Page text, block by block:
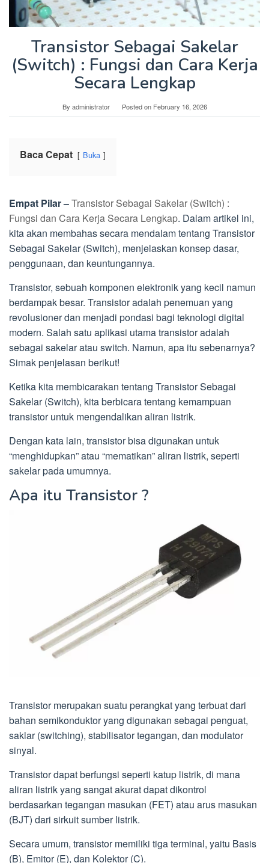
Transistor Sebagai Sakelar
(Switch) : Fungsi dan Cara Kerja
Secara Lengkap
By administrator Posted on February 16, 2026
Baca Cepat Buka
Empat Pilar –Transistor Sebagai Sakelar (Switch) :
Fungsi dan Cara Kerja Secara Lengkap. Dalam artikel ini,
kita akan membahas secara mendalam tentang Transistor
Sebagai Sakelar (Switch), menjelaskan konsep dasar,
penggunaan, dan keuntungannya.
Transistor, sebuah komponen elektronik yang kecil namun
berdampak besar. Transistor adalah penemuan yang
revolusioner dan menjadi pondasi bagi teknologi digital
modern. Salah satu aplikasi utama transistor adalah
sebagai sakelar atau switch. Namun, apa itu sebenarnya?
Simak penjelasan berikut!
Ketika kita membicarakan tentang Transistor Sebagai
Sakelar (Switch), kita berbicara tentang kemampuan
transistor untuk mengendalikan aliran listrik.
Dengan kata lain, transistor bisa digunakan untuk
“menghidupkan” atau “mematikan” aliran listrik, seperti
sakelar pada umumnya.
Apa itu Transistor ?
Transistor merupakan suatu perangkat yang terbuat dari
bahan semikonduktor yang digunakan sebagai penguat,
saklar (switching), stabilisator tegangan, dan modulator
sinyal.
Transistor dapat berfungsi seperti katup listrik, di mana
aliran listrik yang sangat akurat dapat dikontrol
berdasarkan tegangan masukan (FET) atau arus masukan
(BJT) dari sirkuit sumber listrik.
Secara umum, transistor memiliki tiga terminal, yaitu Basis
(B), Emitor (E), dan Kolektor (C).